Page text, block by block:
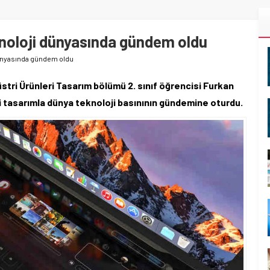
dünyasında gündem oldu
gündem oldu
Ürünleri Tasarım bölümü 2. sınıf öğrencisi Furkan
dünya teknoloji basınının gündemine oturdu.